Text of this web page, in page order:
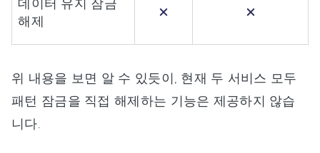
해제
위 내용을 보면 알 수 있듯이, 현재 두 서비스 모두
패턴 잠금을 직접 해제하는 기능은 제공하지 않습
니다.